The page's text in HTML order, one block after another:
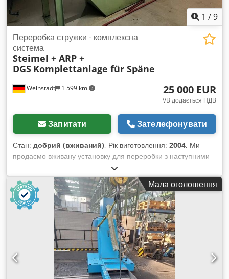
1 /9
Weinstadt 1 599 km
Переробка стружки - комплексна
система
Steimel + ARP +
DGS Komplettanlage für Späne
25 000 EUR
VB додається ПДВ
Запитати Зателефонувати
Стан: добрий (вживаний), Рік виготовлення: 2004, Ми
продаємо вживану установку для переробки з наступними
компонентами (рік випуску 2004): - Дробарка стружки типу
RS 300 E з виходом для крупних фрагментів (виробник:
Steimel) - Скребковий конвеєр із захистом від
перевантаження по моменту (виробник: DGS) - Центрифуга
для стружки AZ-250 з бункером для завантаження
(виробник: ARP) - Вакуумний шлюз VSS 100 (виробник: ARP)
- Приймальний насосний резервуар (виробник: ARP) -
Вібраційне сито - Шафа керування Установка повністю
працездатна та готова до вивозу. Dcodsri N D Ispfx Apmok
Мала оголошення